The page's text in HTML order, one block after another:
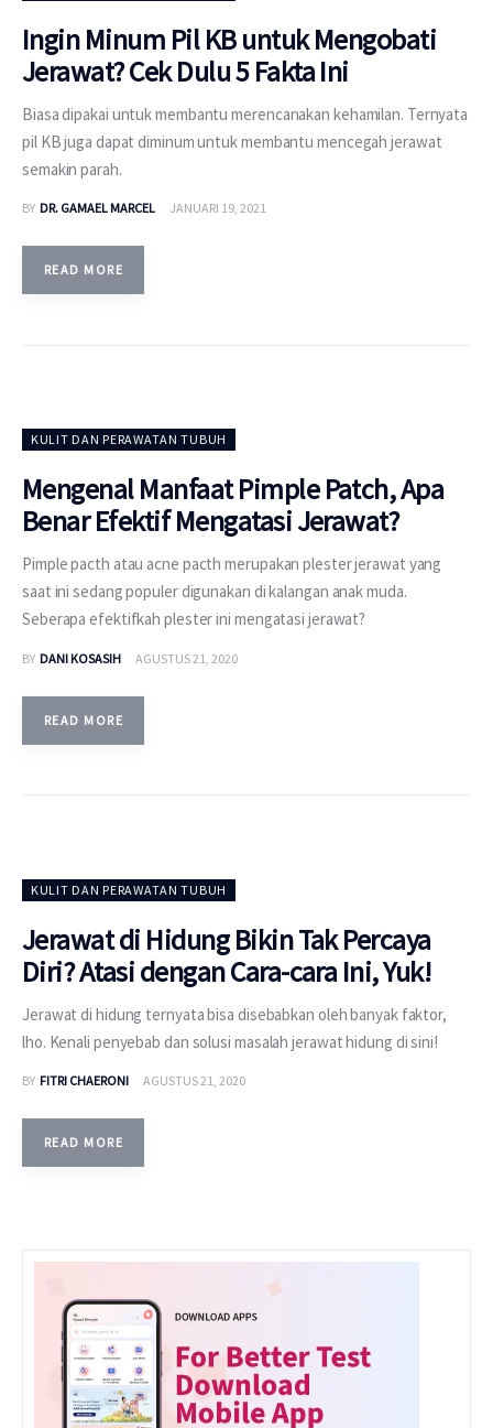
Ingin Minum Pil KB untuk Mengobati
Jerawat? Cek Dulu 5 Fakta Ini
Biasa dipakai untuk membantu merencanakan kehamilan. Ternyata
pil KB juga dapat diminum untuk membantu mencegah jerawat
semakin parah.
BY DR. GAMAEL MARCEL JANUARI 19, 2021
READ MORE
KULIT DAN PERAWATAN TUBUH
Mengenal Manfaat Pimple Patch, Apa
Benar Efektif Mengatasi Jerawat?
Pimple pacth atau acne pacth merupakan plester jerawat yang
saat ini sedang populer digunakan di kalangan anak muda.
Seberapa efektifkah plester ini mengatasi jerawat?
BY DANI KOSASIH AGUSTUS 21, 2020
READ MORE
KULIT DAN PERAWATAN TUBUH
Jerawat di Hidung Bikin Tak Percaya
Diri? Atasi dengan Cara-cara Ini, Yuk!
Jerawat di hidung ternyata bisa disebabkan oleh banyak faktor,
lho. Kenali penyebab dan solusi masalah jerawat hidung di sini!
BY FITRI CHAERONI AGUSTUS 21, 2020
READ MORE